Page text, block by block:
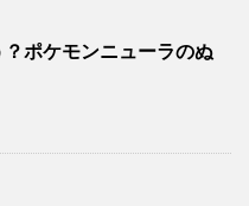
ポケモンニューラのぬ